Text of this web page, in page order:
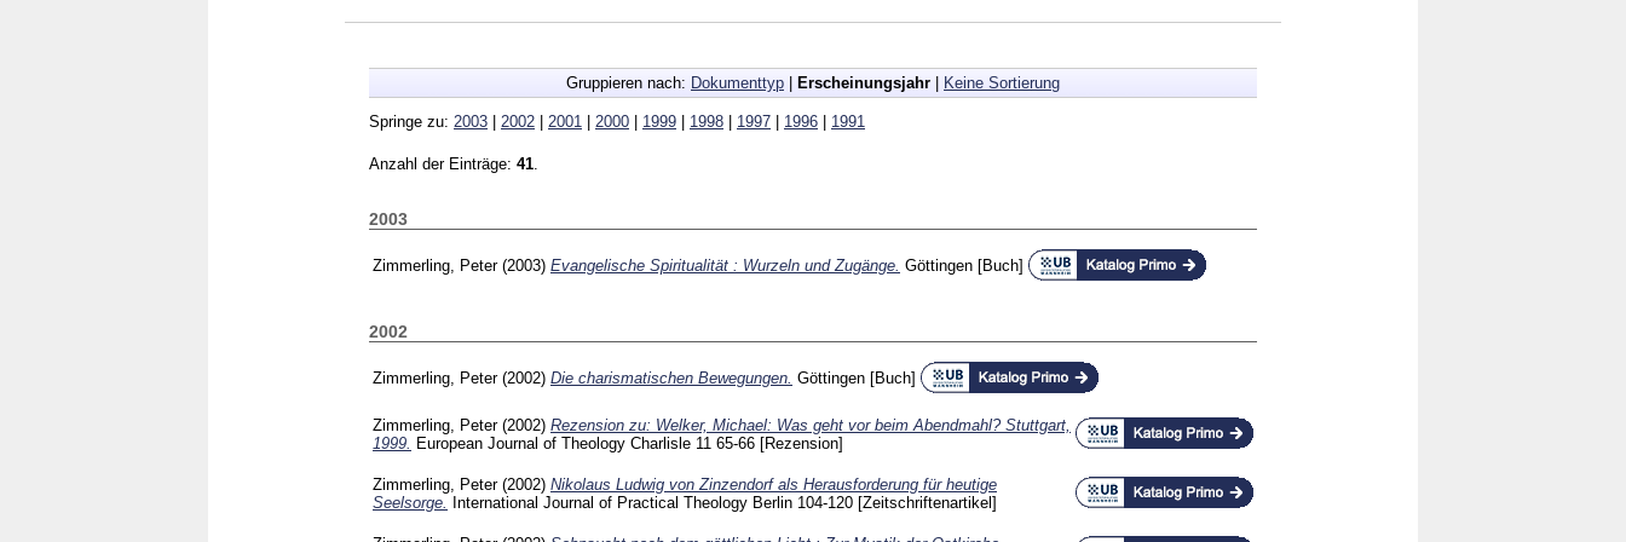
Gruppieren nach: Dokumenttyp Erscheinungsjahr Keine Sortierung
Springe zu: 2003 2002 2001 2000 1999 1998 1997 1996 1991
Anzahl der Einträge: 41
2003
Zimmerling, Peter (2003) Evangelische Spiritualität : Wurzeln und Zugänge. Göttingen [Buch]
2002
Zimmerling, Peter (2002) Die charismatischen Bewegungen. Göttingen [Buch]
Zimmerling, Peter (2002) Rezension zu: Welker, Michael: Was geht vor beim Abendmahl? Stuttgart,
1999. European Journal of Theology Charlisle 11 65-66 [Rezension]
Zimmerling, Peter (2002) Nikolaus Ludwig von Zinzendorf als Herausforderung für heutige
Seelsorge.
International Journal of Practical Theology Berlin 104-120 [Zeitschriftenartikel]